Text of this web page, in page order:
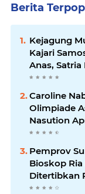
Berita
Kejagung
Kajari
Anas,
Kemana?
Caroline
Olimpiade
Nasution
dan Bimbel
Pemprov
Bioskop
Ditertibkan
Kelola